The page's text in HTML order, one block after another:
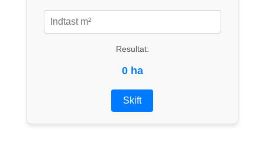
Resultat:
0 ha
Skift